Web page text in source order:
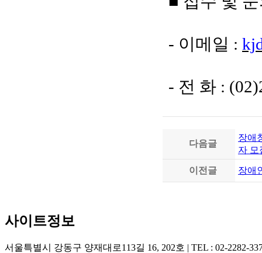
- 이메일 :
- 전 화 :
다음글
장애
자 모
이전글 장애
사이트정보
서울특별시 강동구 양재대로113길 16, 202호 | TEL : 02-2282-